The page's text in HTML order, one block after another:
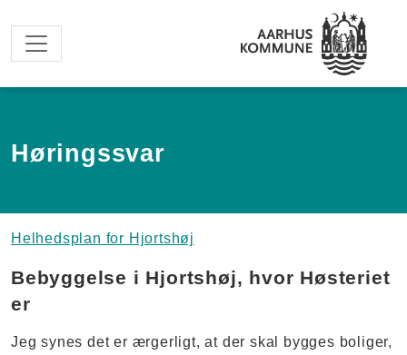
Høringssvar
Helhedsplan for Hjortshøj
Bebyggelse i Hjortshøj, hvor Høsteriet
er
Jeg synes det er ærgerligt, at der skal bygges boliger,